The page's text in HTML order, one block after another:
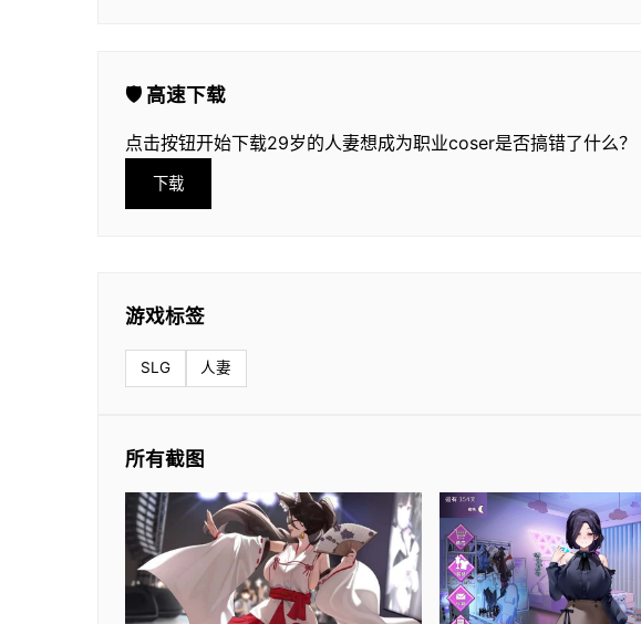
🛡️ 高速下载
点击按钮开始下载29岁的人妻想成为职业coser是否搞错了什么？
下载
游戏标签
SLG 人妻
所有截图